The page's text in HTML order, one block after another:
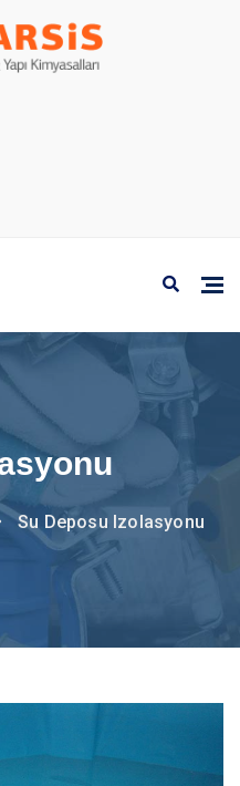
Su Deposu Izolasyonu